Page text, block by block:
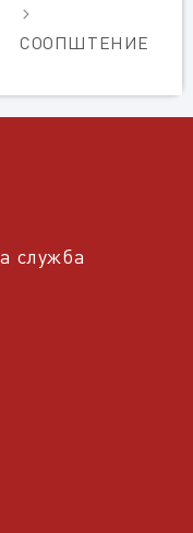
СООПШТЕНИЕ
служба